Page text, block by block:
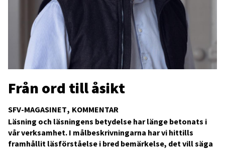
SFV-MAGASINET KOMMENTAR
Från ord till åsikt
Läsning och läsningens betydelse har länge betonats i
vår verksamhet. I målbeskrivningarna har vi hittills
framhållit läsförståelse i bred bemärkelse, det vill säga